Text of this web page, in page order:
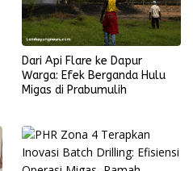
Dari Api Flare ke Dapur
Warga: Efek Berganda Hulu
Migas di Prabumulih